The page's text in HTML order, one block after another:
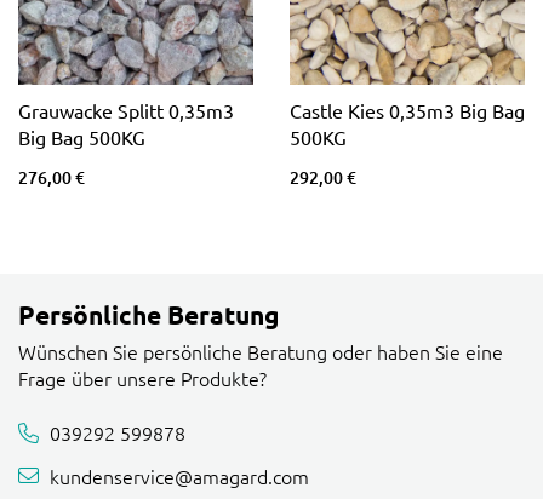
Grauwacke Splitt 0,35m3
Big Bag 500KG
276,00 €
Castle Kies 0,35m3 Big Bag
500KG
292,00 €
Persönliche Beratung
Wünschen Sie persönliche Beratung oder haben Sie eine
Frage über unsere Produkte?
039292 599878
kundenservice@amagard.com